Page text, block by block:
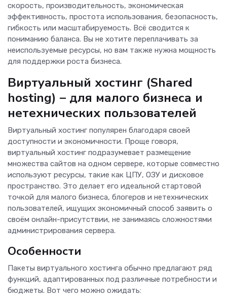
скорость, производительность, экономическая
эффективность, простота использования, безопасность,
гибкость или масштабируемость. Всё сводится к
пониманию баланса. Вы не хотите переплачивать за
неиспользуемые ресурсы, но вам также нужна мощность
для поддержки роста бизнеса.
Виртуальный хостинг (Shared
hosting) – для малого бизнеса и
нетехнических пользователей
Виртуальный хостинг популярен благодаря своей
доступности и экономичности. Проще говоря,
виртуальный хостинг подразумевает размещение
множества сайтов на одном сервере, которые совместно
используют ресурсы, такие как ЦПУ, ОЗУ и дисковое
пространство. Это делает его идеальной стартовой
точкой для малого бизнеса, блогеров и нетехнических
пользователей, ищущих экономичный способ заявить о
своём онлайн-присутствии, не занимаясь сложностями
администрирования сервера.
Особенности
Пакеты виртуального хостинга обычно предлагают ряд
функций, адаптированных под различные потребности и
бюджеты. Вот чего можно ожидать: